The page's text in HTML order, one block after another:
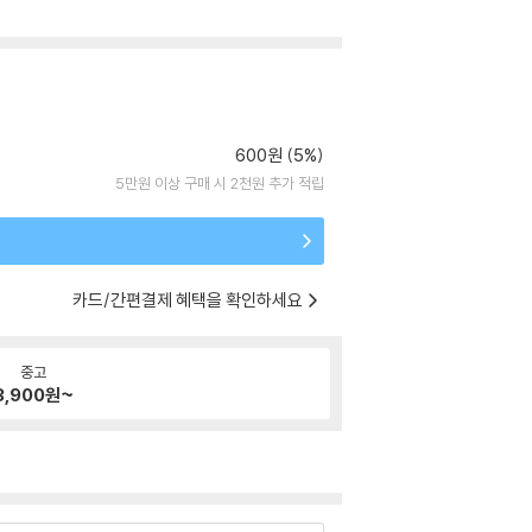
600원 (5%)
5만원 이상 구매 시 2천원 추가 적립
카드/간편결제 혜택을 확인하세요
중고
원~